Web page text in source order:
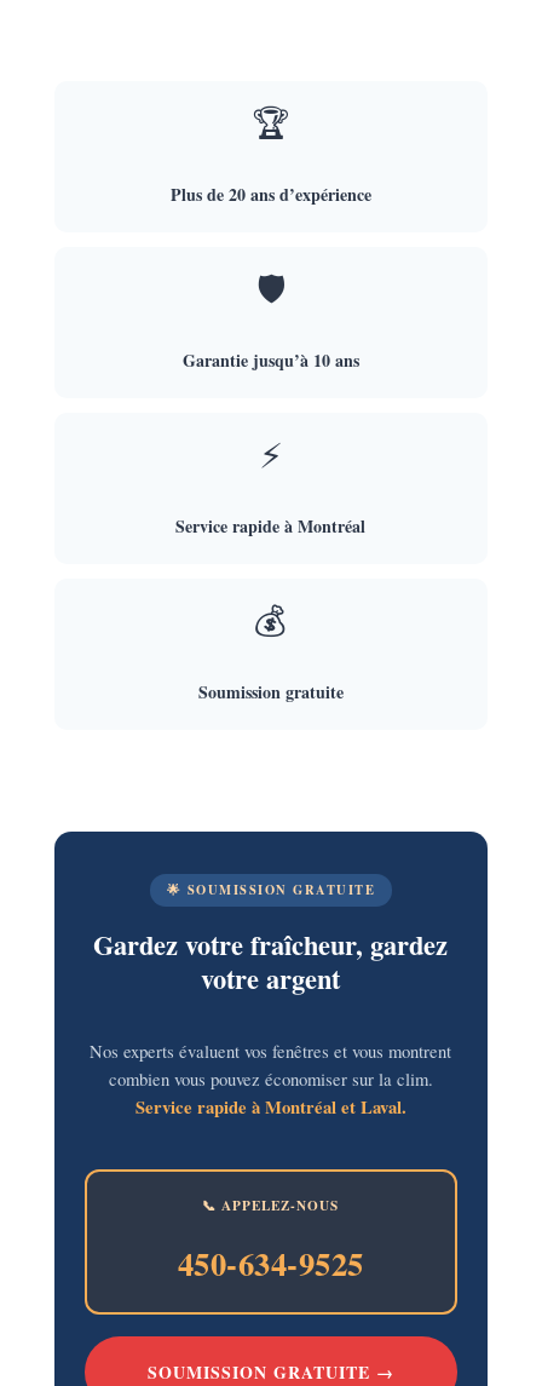
🏆
Plus de 20 ans d’expérience
🛡️
Garantie jusqu’à 10 ans
⚡
Service rapide à Montréal
💰
Soumission gratuite
🌟 SOUMISSION GRATUITE
Gardez votre fraîcheur, gardez
votre argent
Nos experts évaluent vos fenêtres et vous montrent
combien vous pouvez économiser sur la clim.
Service rapide à Montréal et Laval.
📞 APPELEZ-NOUS
450-634-9525
SOUMISSION GRATUITE →